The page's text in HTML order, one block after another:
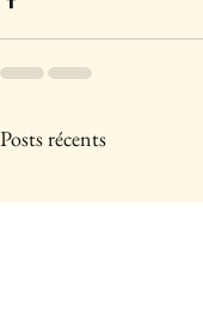
Posts récents